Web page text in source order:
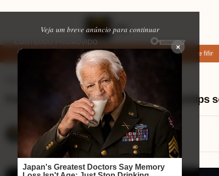
Veja um breve anúncio para continuar
×
apps de namoro que permitem enviar fotos e vídeos Microfone fifine
⏱ 10 min de leitura
Pontos que fazem a smart tv 50 4k philips
Lucas Andrade
18/08/2025